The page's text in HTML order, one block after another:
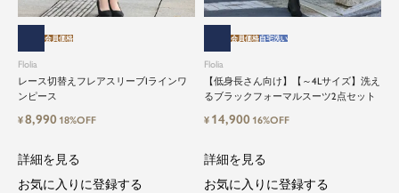
Flolia
レース切替えフレアスリーブIラインワ
ンピース
会員価格
¥8,990 18%OFF
Flolia
【低身長さん向け】【～4Lサイズ】洗え
るブラックフォーマルスーツ2点セット
会員価格自宅洗い
¥ 14,900 16%OFF
詳細を見る
お気に入りに登録する
詳細を見る
お気に入りに登録する